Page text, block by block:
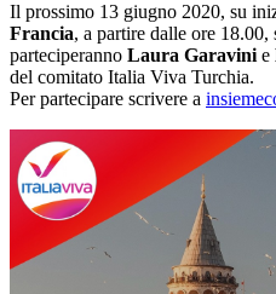
Il prossimo 13 giugno 2020, su
Francia, a partire dalle ore
parteciperanno Laura Garavini e
del comitato Italia Viva Turchia.
Per partecipare scrivere a